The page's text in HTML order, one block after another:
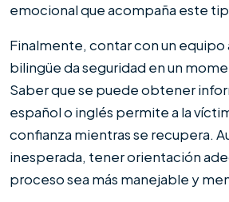
emocional que acompaña este
Finalmente, contar con un
bilingüe da seguridad en un
Saber que se puede obtener
español o inglés permite a la
confianza mientras se recupera.
inesperada, tener orientación
proceso sea más manejable y